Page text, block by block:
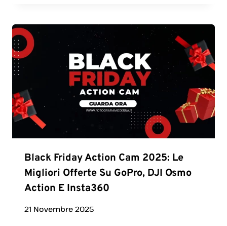
Black Friday Action Cam 2025: Le
Migliori Offerte Su GoPro, DJI Osmo
Action E Insta360
21 Novembre 2025